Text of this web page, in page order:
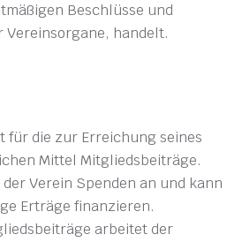
Beschlüsse und
Vereinsorgane, handelt.
für die zur Erreichung seines
Mittel Mitgliedsbeiträge.
Verein Spenden an und kann
Erträge finanzieren.
arbeitet der